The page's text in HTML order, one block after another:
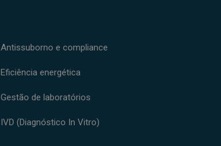
Antissuborno e compliance
Eficiência energética
Gestão de laboratórios
IVD (Diagnóstico In Vitro)